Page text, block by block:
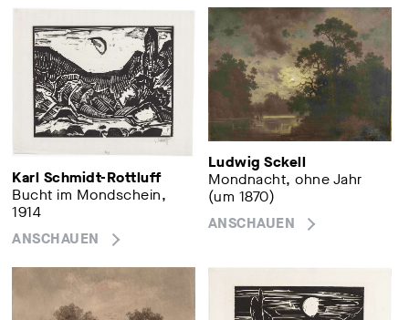
Karl Schmidt-Rottluff
Bucht im Mondschein,
1914
ANSCHAUEN
Ludwig Sckell
Mondnacht, ohne Jahr
(um 1870)
ANSCHAUEN